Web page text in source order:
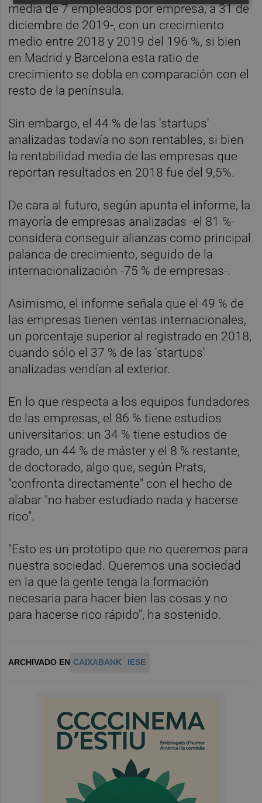
media de 7 empleados por empresa, a 31 de
diciembre de 2019-, con un crecimiento
medio entre 2018 y 2019 del 196 %, si bien
en Madrid y Barcelona esta ratio de
crecimiento se dobla en comparación con el
resto de la península.
Sin embargo, el 44 % de las 'startups'
analizadas todavía no son rentables, si bien
la rentabilidad media de las empresas que
reportan resultados en 2018 fue del 9,5%.
De cara al futuro, según apunta el informe, la
mayoría de empresas analizadas -el 81 %-
considera conseguir alianzas como principal
palanca de crecimiento, seguido de la
internacionalización -75 % de empresas-.
Asimismo, el informe señala que el 49 % de
las empresas tienen ventas internacionales,
un porcentaje superior al registrado en 2018,
cuando sólo el 37 % de las 'startups'
analizadas vendían al exterior.
En lo que respecta a los equipos fundadores
de las empresas, el 86 % tiene estudios
universitarios: un 34 % tiene estudios de
grado, un 44 % de máster y el 8 % restante,
de doctorado, algo que, según Prats,
"confronta directamente" con el hecho de
alabar "no haber estudiado nada y hacerse
rico".
"Esto es un prototipo que no queremos para
nuestra sociedad. Queremos una sociedad
en la que la gente tenga la formación
necesaria para hacer bien las cosas y no
para hacerse rico rápido", ha sostenido.
ARCHIVADO EN CAIXABANK IESE